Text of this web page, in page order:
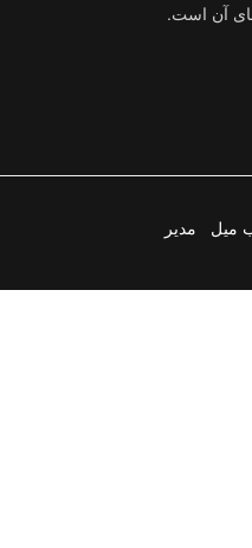
آن است.
میل مدیر